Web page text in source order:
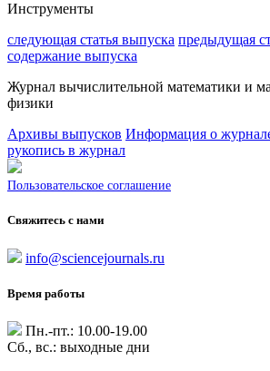
Инструменты
следующая статья выпуска предыдущая
содержание выпуска
Журнал вычислительной математики и
физики
Архивы выпусков Информация о
рукопись в журнал
Пользовательское соглашение
Свяжитесь с нами
info@sciencejournals.ru
Время работы
Пн.-пт.: 10.00-19.00
Сб., вс.: выходные дни